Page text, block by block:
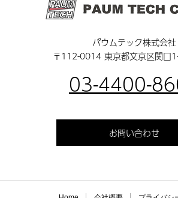
パウムテック株式会社
〒112-0014 東京都文京区関口
03-4400-
お問い合わせ